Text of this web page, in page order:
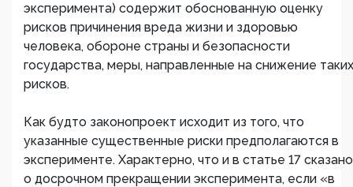
эксперимента) содержит обоснованную оценку
рисков причинения вреда жизни и здоровью
человека, обороне страны и безопасности
государства, меры, направленные на снижение таких
рисков.
Как будто законопроект исходит из того, что
указанные существенные риски предполагаются в
эксперименте. Характерно, что и в статье 17 сказано
о досрочном прекращении эксперимента, если «в